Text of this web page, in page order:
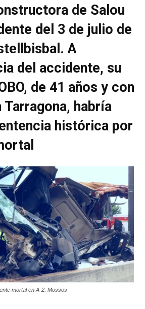
de Salou
del 3 de julio de
A
del accidente, su
de 41 años y con
Tarragona, habría
histórica por
mortal en A-2. Mossos